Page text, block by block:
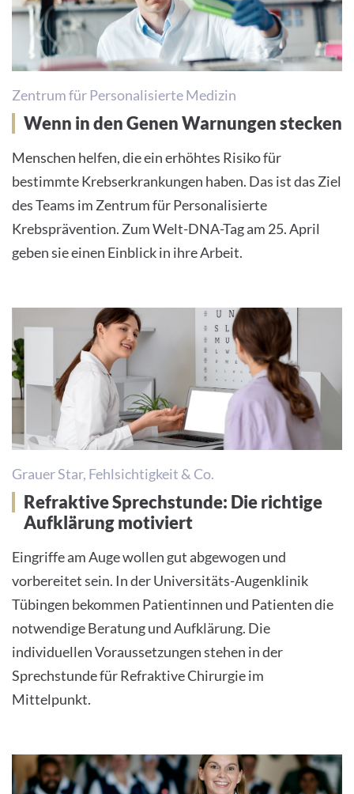
Zentrum für Personalisierte Medizin
Wenn in den Genen Warnungen stecken
Menschen helfen, die ein erhöhtes Risiko für
bestimmte Krebserkrankungen haben. Das ist das Ziel
des Teams im Zentrum für Personalisierte
Krebsprävention. Zum Welt-DNA-Tag am 25. April
geben sie einen Einblick in ihre Arbeit.
Grauer Star, Fehlsichtigkeit & Co.
Refraktive Sprechstunde: Die richtige
Aufklärung motiviert
Eingriffe am Auge wollen gut abgewogen und
vorbereitet sein. In der Universitäts-Augenklinik
Tübingen bekommen Patientinnen und Patienten die
notwendige Beratung und Aufklärung. Die
individuellen Voraussetzungen stehen in der
Sprechstunde für Refraktive Chirurgie im
Mittelpunkt.